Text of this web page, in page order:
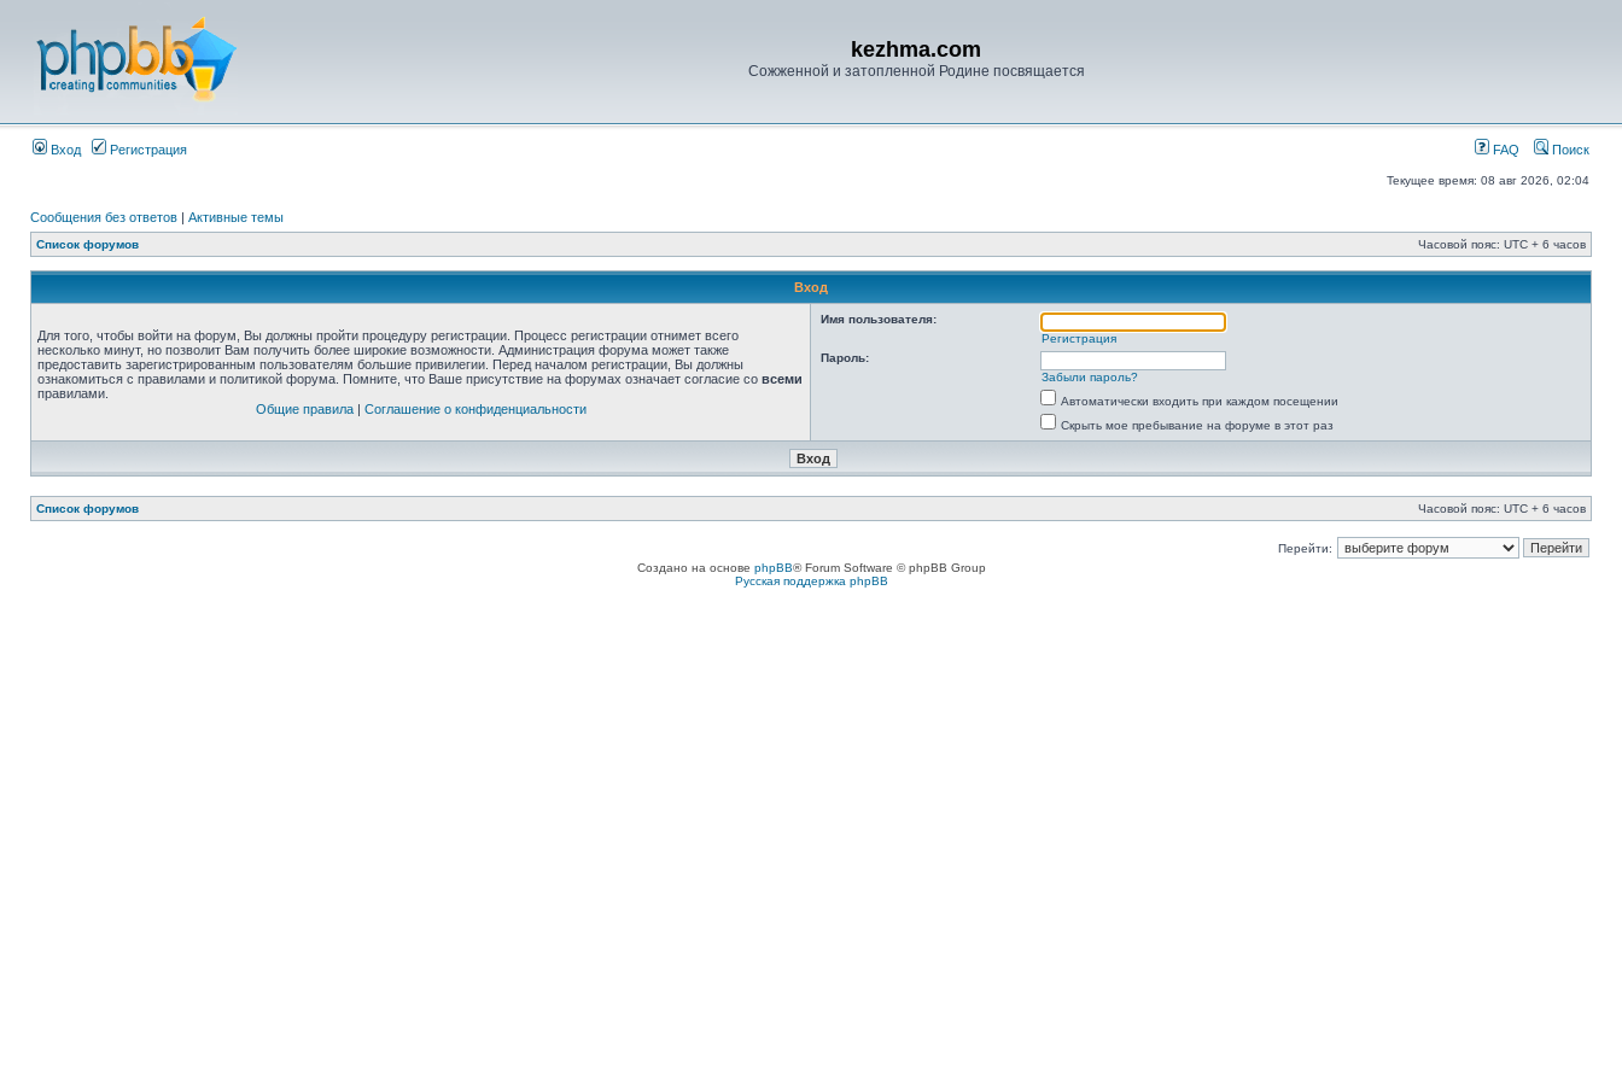
kezhma.com
Сожженной и затопленной Родине посвящается
Вход Регистрация FAQ Поиск
Текущее время: 08 авг 2026, 02:04
Сообщения без ответов | Активные темы
Список форумов Часовой пояс: UTC + 6 часов
Вход
Для того, чтобы войти на форум, Вы должны пройти процедуру регистрации. Процесс регистрации отнимет всего
несколько минут, но позволит Вам получить более широкие возможности. Администрация форума может также
предоставить зарегистрированным пользователям большие привилегии. Перед началом регистрации, Вы должны
ознакомиться с правилами и политикой форума. Помните, что Ваше присутствие на форумах означает согласие со всеми
правилами.
Общие правила| Соглашение о конфиденциальности
Имя пользователя:
Регистрация
Пароль:
Забыли пароль?
Автоматически входить при каждом посещении
Скрыть мое пребывание на форуме в этот раз
Список форумов Часовой пояс: UTC + 6 часов
Перейти:
Создано на основе phpBB® Forum Software © phpBB Group
Русская поддержка phpBB